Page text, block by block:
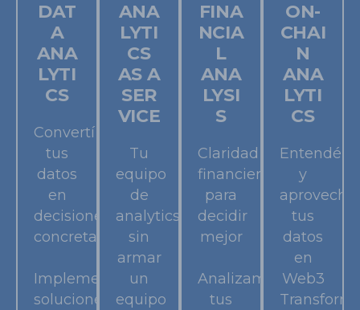
DAT
A
ANA
LYTI
CS
Convertí
tus
datos
en
decisiones
concretas
Implementamos
soluciones
ANA
LYTI
CS
AS A
SER
VICE
Tu
equipo
de
analytics,
sin
armar
un
equipo
FINA
NCIA
L
ANA
LYSI
S
Claridad
financiera
para
decidir
mejor
Analizamos
tus
ON-
CHAI
N
ANA
LYTI
CS
Entendé
y
aprovechá
tus
datos
en
Web3